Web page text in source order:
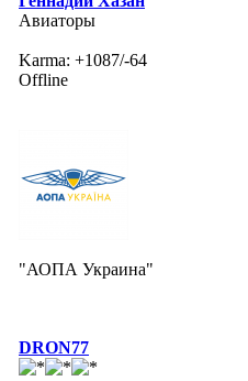
Авиаторы
Karma: +1087/-64
Offline
"АОПА Украина"
DRON77